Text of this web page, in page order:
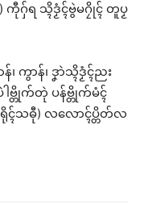
ကီုဂှ်ရ သ္ၚိဒၟံၚ်ဗွဲမဂၠိုၚ် တူပၟ
ကွာန်၊ ဒၞာဲသ္ၚိဒၟံၚ်ညး
ဗ္တိုက်တုဲ ပန်ဗ္တိုက်မံၚ်
သဓီု) လလောၚ်ပ္တိတ်လ